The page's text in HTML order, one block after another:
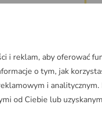
pójść do
ogranicza
i reklam, aby oferować
o tym, jak
i analitycznym.
od Ciebie lub